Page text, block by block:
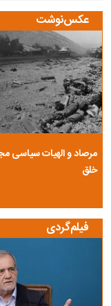
عکس‌نوشت
مرصاد و الهیات سیاسی
خلق
فیلم‌گردی